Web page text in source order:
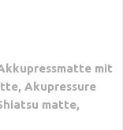
mit
Akupressure
matte,